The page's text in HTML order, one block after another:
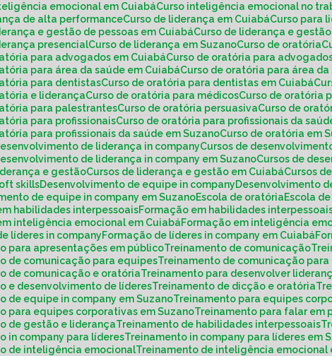
emocional em Cuiabá
Curso inteligência emocional no
de alta performance
Curso de liderança em Cuiabá Curso
e gestão de pessoas em Cuiabá
Curso de liderança e
presencial
Curso de liderança em Suzano Curso de oratória
para advogados em Cuiabá
Curso de oratória para
para área da saúde em Cuiabá
Curso de oratória para área
para dentistas
Curso de oratória para dentistas em Cuiabá
e liderança
Curso de oratória para médicos Curso de oratória
para palestrantes
Curso de oratória persuasiva Curso de
para profissionais
Curso de oratória para profissionais da
para profissionais da saúde em Suzano
Curso de oratória em
de liderança in company
Cursos de
de liderança in company em Suzano
Cursos de
e gestão
Cursos de liderança e gestão em Cuiabá Cursos
skills
Desenvolvimento de equipe in company
Desenvolvimento
de equipe in company em Suzano Escola de oratória Escola
habilidades interpessoais Formação em habilidades
inteligência emocional em Cuiabá
Formação em inteligência
líderes in company Formação de líderes in company em Cuiabá
para apresentações em público
Treinamento de comunicação
de comunicação para equipes
Treinamento de comunicação
de comunicação e oratória
Treinamento para desenvolver
e desenvolvimento de líderes
Treinamento de dicção e oratória
de equipe in company em Suzano
Treinamento para equipes
para equipes corporativas em Suzano
Treinamento para falar em
de gestão e liderança
Treinamento de habilidades interpessoais
in company para líderes
Treinamento in company para líderes em
de inteligência emocional
Treinamento de inteligência emocional